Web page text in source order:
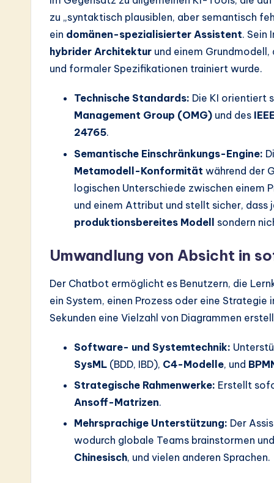
zu „syntaktisch plausiblen, aber semantisch
ein domänen-spezialisierter Assistent. Sein
hybrider Architektur und einem
und formaler Spezifikationen trainiert wurde.
Technische Standards: Die KI orientiert
Management Group (OMG) und des IEEE
24765.
Semantische Einschränkungs-Engine:
Metamodell-Konformität während der
logischen Unterschiede zwischen einem
und einem Attribut und stellt sicher, dass
produktionsbereites Modell sondern
Umwandlung von Absicht in
Der Chatbot ermöglicht es Benutzern, die
ein System, einen Prozess oder eine Strategie
Sekunden eine Vielzahl von Diagrammen
Software- und Systemtechnik:
SysML (BDD, IBD), C4-Modelle, und
Strategische Rahmenwerke: Erstellt
Ansoff-Matrizen.
Mehrsprachige Unterstützung: Der
wodurch globale Teams brainstormen
Chinesisch, und vielen anderen Sprachen.